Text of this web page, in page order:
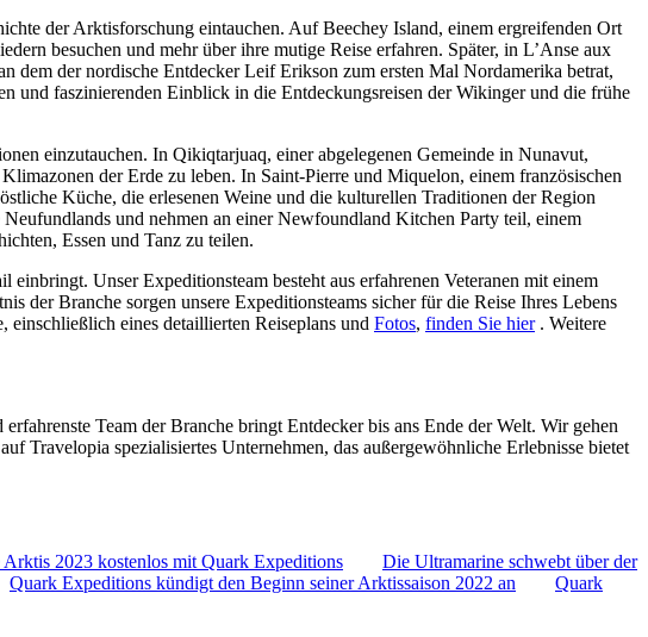
der Arktisforschung eintauchen. Auf Beechey Island, einem ergreifenden Ort
besuchen und mehr über ihre mutige Reise erfahren. Später, in L’Anse aux
dem der nordische Entdecker Leif Erikson zum ersten Mal Nordamerika betrat,
und faszinierenden Einblick in die Entdeckungsreisen der Wikinger und die frühe
einzutauchen. In Qikiqtarjuaq, einer abgelegenen Gemeinde in Nunavut,
der Erde zu leben. In Saint-Pierre und Miquelon, einem französischen
Küche, die erlesenen Weine und die kulturellen Traditionen der Region
und nehmen an einer Newfoundland Kitchen Party teil, einem
Essen und Tanz zu teilen.
Unser Expeditionsteam besteht aus erfahrenen Veteranen mit einem
der Branche sorgen unsere Expeditionsteams sicher für die Reise Ihres Lebens
einschließlich eines detaillierten Reiseplans und Fotos, finden Sie hier. Weitere
Team der Branche bringt Entdecker bis ans Ende der Welt. Wir gehen
Travelopia spezialisiertes Unternehmen, das außergewöhnliche Erlebnisse bietet
2023 kostenlos mit Quark Expeditions
Die Ultramarine schwebt über der
Quark Expeditions kündigt den Beginn seiner Arktissaison 2022 an
Quark